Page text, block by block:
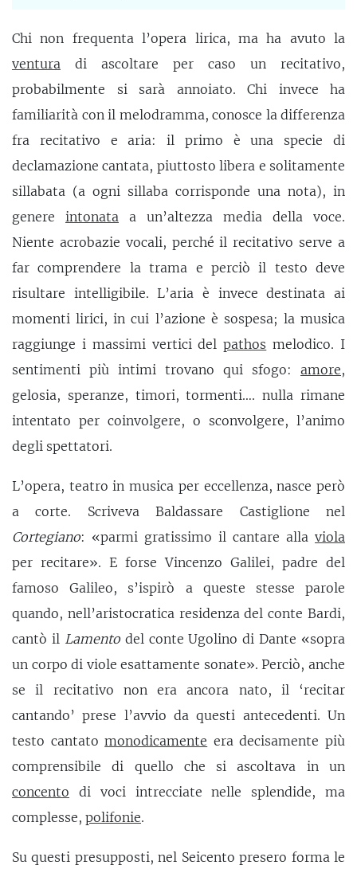
Chi non frequenta l’opera lirica, ma ha avuto la
ventura di ascoltare per caso un recitativo,
probabilmente si sarà annoiato. Chi invece ha
familiarità con il melodramma, conosce la differenza
fra recitativo e aria: il primo è una specie di
declamazione cantata, piuttosto libera e solitamente
sillabata (a ogni sillaba corrisponde una nota), in
genere intonata a un’altezza media della voce.
Niente acrobazie vocali, perché il recitativo serve a
far comprendere la trama e perciò il testo deve
risultare intelligibile. L’aria è invece destinata ai
momenti lirici, in cui l’azione è sospesa; la musica
raggiunge i massimi vertici delpathos melodico. I
sentimenti più intimi trovano qui sfogo: amore,
gelosia, speranze, timori, tormenti…. nulla rimane
intentato per coinvolgere, o sconvolgere, l’animo
degli spettatori.
L’opera, teatro in musica per eccellenza, nasce però
a corte. Scriveva Baldassare Castiglione nel
Cortegiano: «parmi gratissimo il cantare alla viola
per recitare». E forse Vincenzo Galilei, padre del
famoso Galileo, s’ispirò a queste stesse parole
quando, nell’aristocratica residenza del conte Bardi,
cantò il Lamentodel conte Ugolino di Dante «sopra
un corpo di viole esattamente sonate». Perciò, anche
se il recitativo non era ancora nato, il ‘recitar
cantando’ prese l’avvio da questi antecedenti. Un
testo cantatomonodicamente era decisamente più
comprensibile di quello che si ascoltava in un
concento di voci intrecciate nelle splendide, ma
complesse, polifonie.
Su questi presupposti, nel Seicento presero forma le